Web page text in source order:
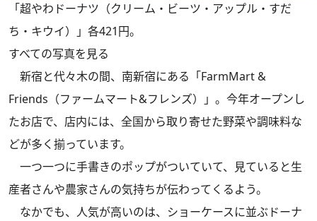
「超やわドーナツ（クリーム・ビーツ・アップル・すだ
ち・キウイ）」各421円。
すべての写真を見る
新宿と代々木の間、南新宿にある「FarmMart &
Friends（ファームマート&フレンズ）」。今年オープンし
たお店で、店内には、全国から取り寄せた野菜や調味料な
どが多く揃っています。
一つ一つに手書きのポップがついていて、見ていると生
産者さんや農家さんの気持ちが伝わってくるよう。
なかでも、人気が高いのは、ショーケースに並ぶドーナ